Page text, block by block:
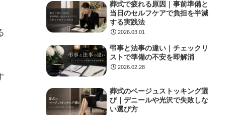
葬式で疲れる原因｜事前準備と
当日のセルフケアで負担を半減
する実践法
2026.03.01
弔事と法事の違い｜チェックリ
ストで準備の不安を即解消
2026.02.28
葬式のベージュストッキング選
び｜デニールや光沢で失敗しな
い選び方